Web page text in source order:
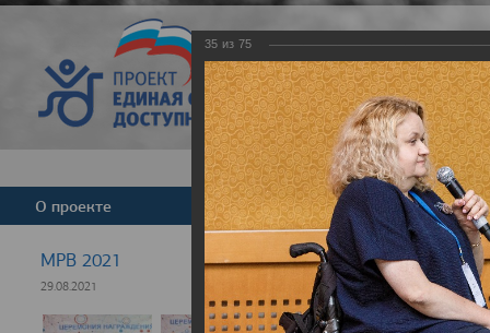
Версия для
О проекте Команда Новости
МРВ 2021
29.08.2021
35 из 75